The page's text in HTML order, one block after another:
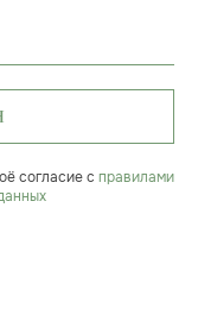
согласие с правилами